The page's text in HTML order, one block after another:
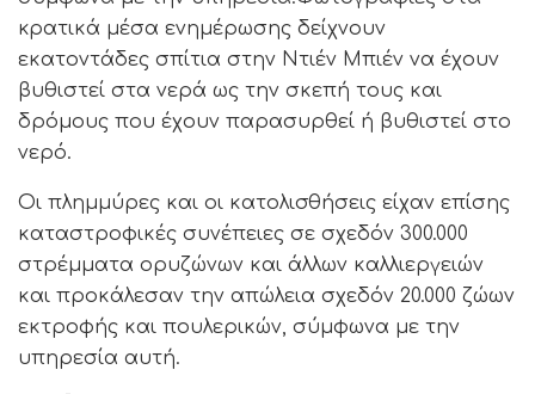
κρατικά μέσα ενημέρωσης δείχνουν
εκατοντάδες σπίτια στην Ντιέν Μπιέν να έχουν
βυθιστεί στα νερά ως την σκεπή τους και
δρόμους που έχουν παρασυρθεί ή βυθιστεί στο
νερό.
Οι πλημμύρες και οι κατολισθήσεις είχαν επίσης
καταστροφικές συνέπειες σε σχεδόν 300.000
στρέμματα ορυζώνων και άλλων καλλιεργειών
και προκάλεσαν την απώλεια σχεδόν 20.000 ζώων
εκτροφής και πουλερικών, σύμφωνα με την
υπηρεσία αυτή.